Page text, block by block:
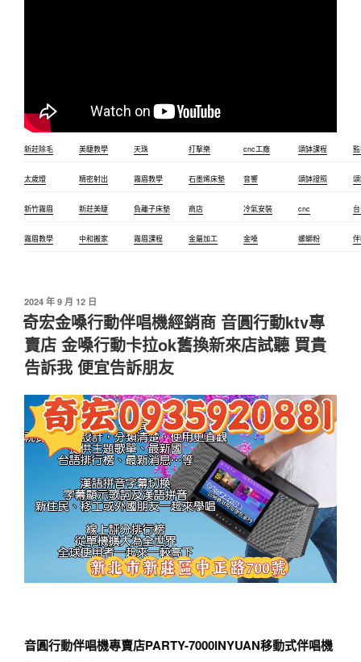
新莊除毛 美睫教學 天珠 打擊樂 cnc工廠 頌缽課程
太歲燈 精密射出 霧眉教學 石墨烯床墊 音響 頌缽證照
新竹霧眉 新莊美睫 負離子床墊 商店 冷氣安裝 cnc
霧眉教學 中和搬家 霧眉課程 金屬加工 金嗓 螺螄粉
2024 年 9 月 12 日
奇宏金嗓行動伴唱機經銷商 音圓行動ktv專
賣店 金嗓行動卡拉ok舊換新來店試聽 買貴
告訴我 便宜告訴朋友
音圓行動伴唱機專賣店PARTY-7000INYUAN移動式伴唱機